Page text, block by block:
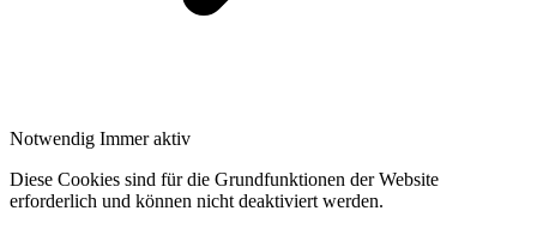
Notwendig Immer aktiv
Diese Cookies sind für die Grundfunktionen der Website
erforderlich und können nicht deaktiviert werden.